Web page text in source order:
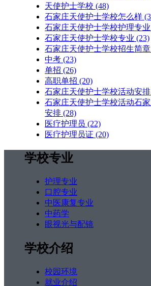
天使护士学校 (48)
石家庄天使护士学校怎么样
石家庄天使护士学校护理专业
石家庄天使护士学校专业 (23)
石家庄天使护士学校招生简章
中考 (23)
单招 (26)
高职单招 (20)
石家庄天使护士学校活动安排
石家庄天使护士学校活动石
安排 (28)
医疗护理员 (22)
医疗护理员证 (20)
学校专业
护理专业
口腔专业
中医康复专业
中药学
眼视光与配镜
学校介绍
校园环境
就业介绍